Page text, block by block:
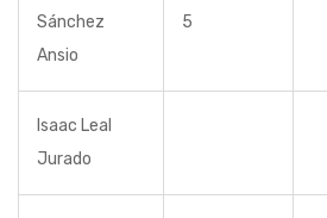
Sánchez
Ansio
5
Isaac Leal
Jurado